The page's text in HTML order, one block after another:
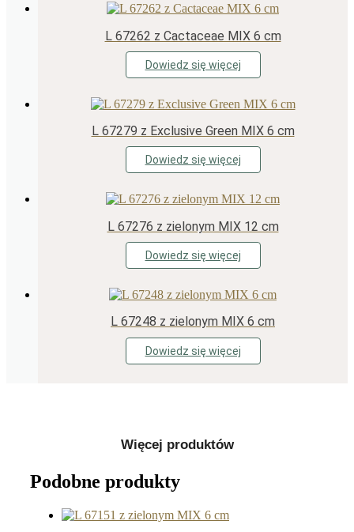
L 67262 z Cactaceae MIX 6 cm
Dowiedz się więcej
L 67279 z Exclusive Green MIX 6 cm
Dowiedz się więcej
L 67276 z zielonym MIX 12 cm
Dowiedz się więcej
L 67248 z zielonym MIX 6 cm
Dowiedz się więcej
Więcej produktów
Podobne produkty